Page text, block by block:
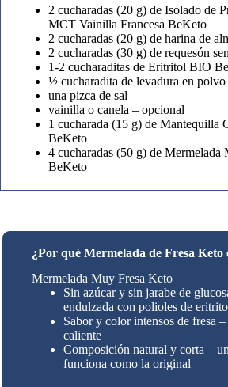
2 cucharadas (20 g) de Isolado de
MCT Vainilla Francesa BeKeto
2 cucharadas (20 g) de harina de
2 cucharadas (30 g) de requesón
1-2 cucharaditas de Eritritol BIO
½ cucharadita de levadura en polvo
una pizca de sal
vainilla o canela – opcional
1 cucharada (15 g) de Mantequilla
BeKeto
4 cucharadas (50 g) de Mermelada
BeKeto
¿Por qué Mermelada de Fresa Keto
Mermelada Muy Fresa Keto
Sin azúcar y sin jarabe de
endulzada con polioles de
Sabor y color intensos de fresa
caliente
Composición natural y corta –
funciona como la original